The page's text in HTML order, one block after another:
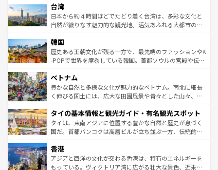
人々、おいしいローカルフードやハワイアンミュージッ
ク、伝統的なフラダンスなど、すべてがハワイの魅力を彩
っている。訪れるたびに新しい発見と感動が待っているハ
はコンテンツ一覧
リアリーフや大陸中央部にそびえるウルル（エアーズロッ
ク）、タスマニアの美しい原生林やケアンズの熱帯雨林な
ど、見どころがたくさん。また、カフェやワイン、オージ
いる。アクティビティも充実しており、サーフィンやダイ
ビング、ハイキングなど、アウトドア好きにはたまらな
い。オーストラリアの多彩な魅力を存分に味わいつくそ
参照してほしい。
台湾
日本から約４時間ほどでたどり着く台湾は、多彩な文化と
自然が織りなす魅力的な観光地。活気あふれる大都市の台
ン）、静ひつな山岳地帯である台湾東部など、都市の喧騒
と山間の静けさが共存しており、訪れる人に新しい発見と
驚きをもたらしてくれる。また、奥深い台湾の食文化も魅
容にもいいと評判のスイーツなど、バラエティ豊かな料理
が味わえる。 なお、新着の台湾情報は コンテンツ一覧を参
照してほしい。
韓国
歴史ある王朝文化が残る一方で、最先端のファッションやK
-POPで世界を席巻している韓国。首都ソウルの宮殿や伝統
き、地方に足を延ばせば四季折々の自然美を楽しむことが
できる。そして、キムチや焼肉、絶品のストリートフード
まで、さまざまな韓国料理が待っている。夜には、韓国な
リティに包まれながら、韓国の多彩な魅力を心ゆくまで味
わってみてほしい。 なお、新着の韓国情報はコンテンツ一
覧を参照してほしい。
ベトナム
豊かな自然と多様な文化が魅力的なベトナム。南北に細長
く伸びる国土には、広大な田園風景や青々とした山々、世
急速な発展と共に伝統が息づく。ハノイの古い町並みやホ
ーチミン市のフランス統治時代の建物も、独特の雰囲気を
醸し出している。また、バラエティの豊かさとおいしさで
とつ。フォーやバインミー、ベトナムコーヒーなどは、ぜ
ひ現地で味わいたい。どの地域を訪れてもあたたかい人々
が旅行者を迎えてくれるので、きっと忘れられない旅にな
タイの基本情報と観光ガイド・有名観光スポット
タイは、東南アジアに位置する豊かな自然と歴史が息づく
国だ。首都バンコクは高層ビルが立ち並ぶ一方、伝統的な
の活気が交差している。北部ではチェンマイなどの山岳地
帯で自然と触れ合い、南部ではプーケットやクラビの美し
いビーチでリゾート気分を楽しむことができる。タイ料理
香港
アジアと西洋の文化が交わる香港は、特有のエネルギーを
もっている。ヴィクトリア湾に広がる壮大な景色、近未来